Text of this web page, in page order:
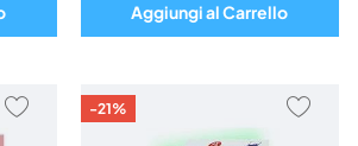
Aggiungi al Carrello
AGGIUNGI
-21%